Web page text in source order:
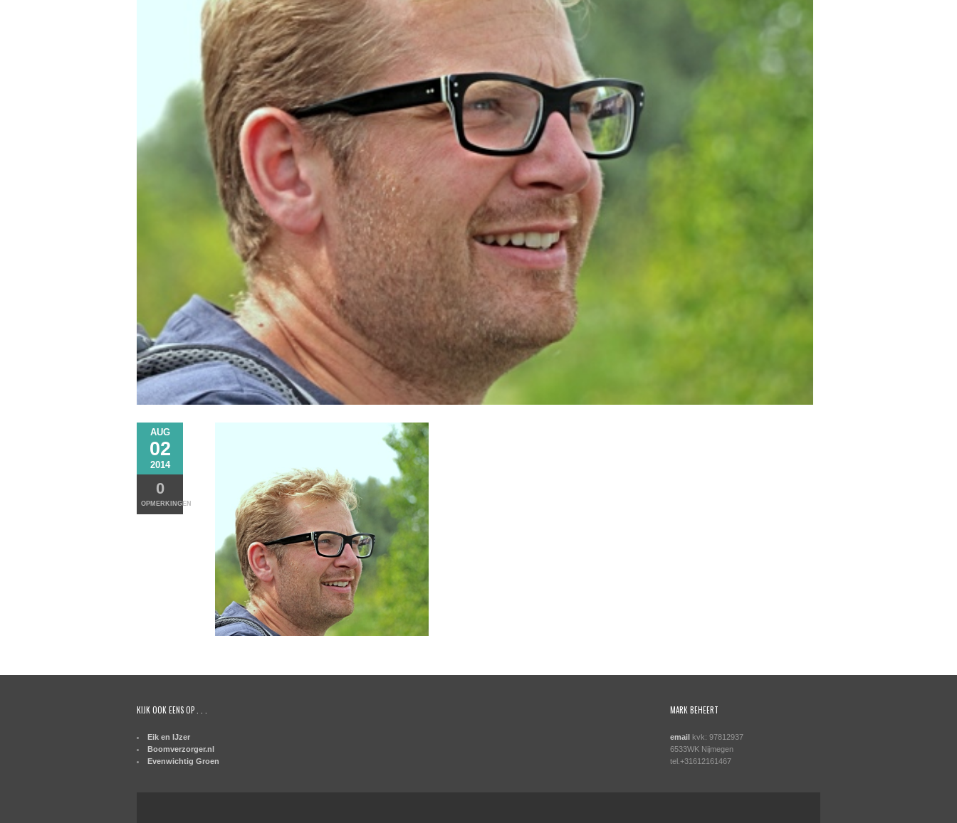
AUG
02
2014
0
OPMERKINGEN
KIJK OOK EENS OP . . .
Eik en IJzer
Boomverzorger.nl
Evenwichtig Groen
MARK BEHEERT
emailkvk: 97812937
6533WK Nijmegen
tel.+31612161467